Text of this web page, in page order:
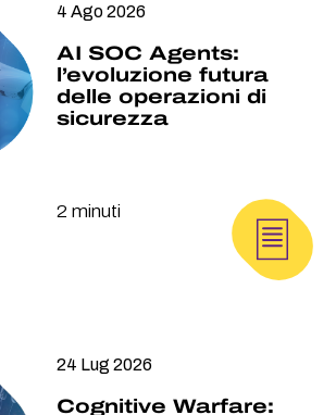
4 Ago 2026
AI SOC Agents:
l’evoluzione futura
delle operazioni di
sicurezza
2 minuti
24 Lug 2026
Cognitive Warfare: